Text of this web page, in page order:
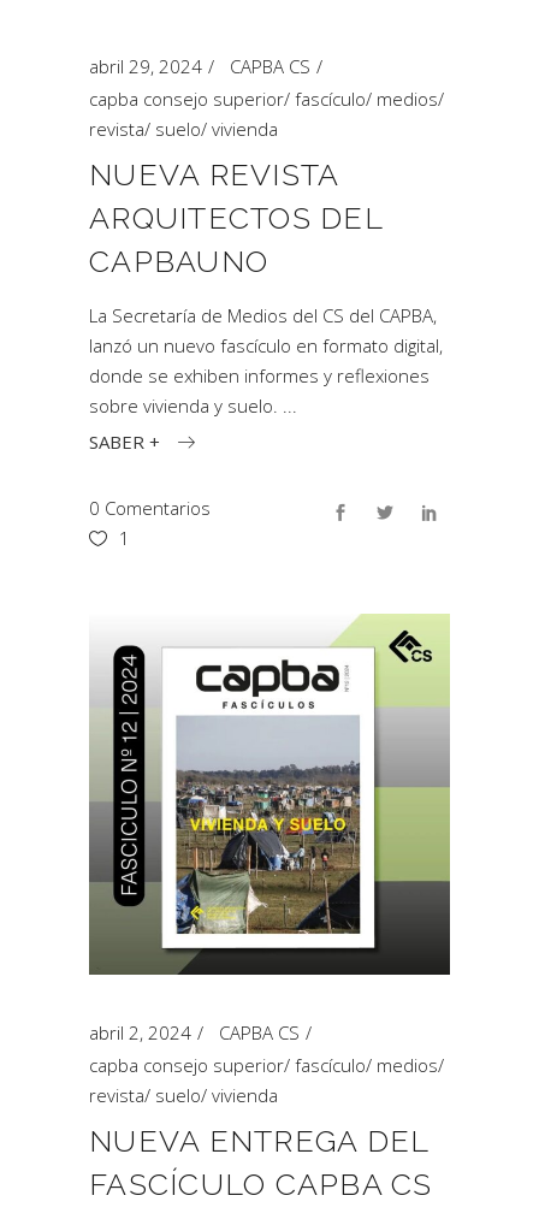
abril 29, 2024
CAPBA CS
capba consejo superior/ fascículo/ medios/
revista/ suelo/ vivienda
NUEVA REVISTA
ARQUITECTOS DEL
CAPBAUNO
La Secretaría de Medios del CS del CAPBA,
lanzó un nuevo fascículo en formato digital,
donde se exhiben informes y reflexiones
sobre vivienda y suelo.
SABER +
0 Comentarios
1
abril 2, 2024
CAPBA CS
capba consejo superior/ fascículo/ medios/
revista/ suelo/ vivienda
NUEVA ENTREGA DEL
FASCÍCULO CAPBA CS